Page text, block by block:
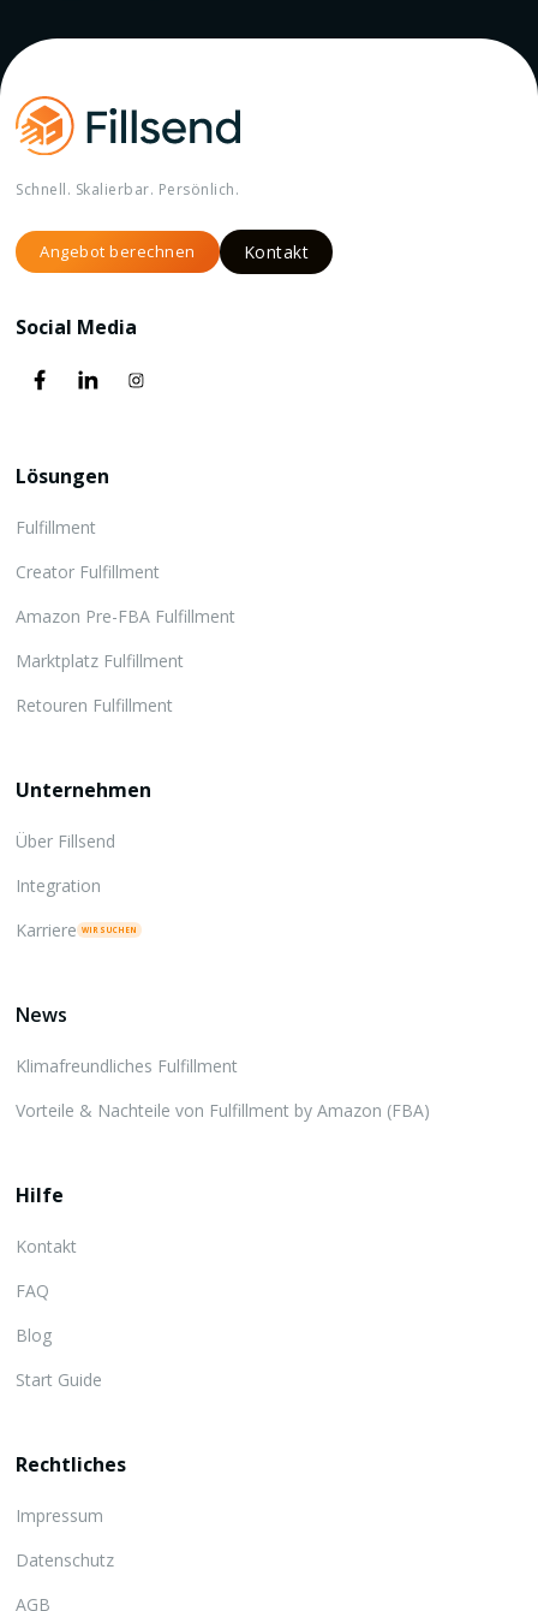
Schnell. Skalierbar. Persönlich.
Angebot berechnen Kontakt
Social Media
Lösungen
Fulfillment
Creator Fulfillment
Amazon Pre-FBA Fulfillment
Marktplatz Fulfillment
Retouren Fulfillment
Unternehmen
Über Fillsend
Integration
Karriere WIR SUCHEN
News
Klimafreundliches Fulfillment
Vorteile & Nachteile von Fulfillment by Amazon (FBA)
Hilfe
Kontakt
FAQ
Blog
Start Guide
Rechtliches
Impressum
Datenschutz
AGB